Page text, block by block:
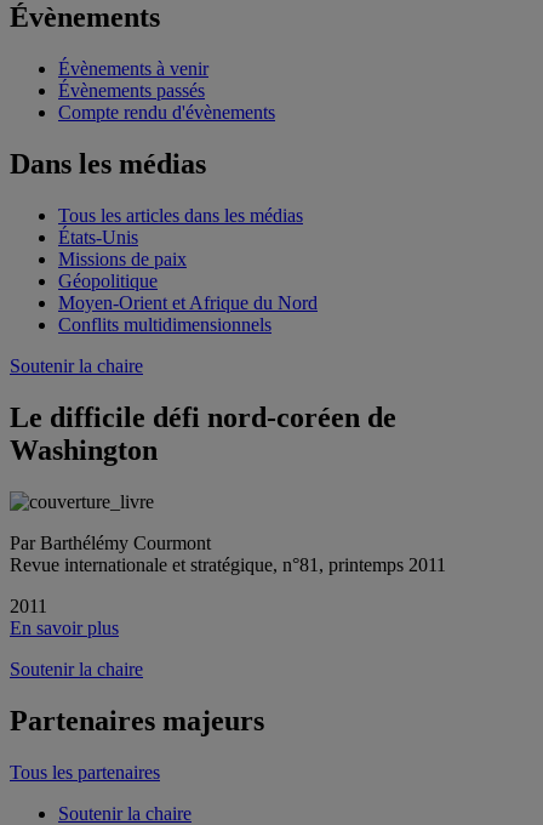
Évènements
Évènements à venir
Évènements passés
Compte rendu d'évènements
Dans les médias
Tous les articles dans les médias
États-Unis
Missions de paix
Géopolitique
Moyen-Orient et Afrique du Nord
Conflits multidimensionnels
Soutenir la chaire
Le difficile défi nord‐coréen de
Washington
Par Barthélémy Courmont
Revue internationale et stratégique, n°81, printemps 2011
2011
En savoir plus
Soutenir la chaire
Partenaires majeurs
Tous les partenaires
Soutenir la chaire